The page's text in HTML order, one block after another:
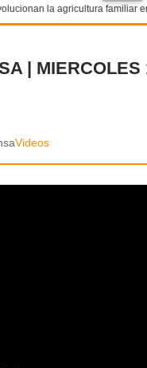
la agricultura familiar
| MIERCOLES
Videos